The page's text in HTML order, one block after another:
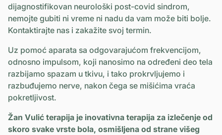
dijagnostifikovan neurološki post-covid sindrom,
nemojte gubiti ni vreme ni nadu da vam može biti bolje.
Kontaktirajte nas i zakažite svoj termin.
Uz pomoć aparata sa odgovarajućom frekvencijom,
odnosno impulsom, koji nanosimo na određeni deo tela
razbijamo spazam u tkivu, i tako prokrvljujemo i
razbuđujemo nerve, nakon čega se mišićima vraća
pokretljivost.
Žan Vulić terapija je inovativna terapija za izlečenje od
skoro svake vrste bola, osmišljena od strane višeg